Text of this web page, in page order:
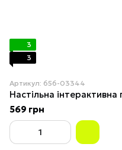
3
3
Артикул: 656-03344
569 грн